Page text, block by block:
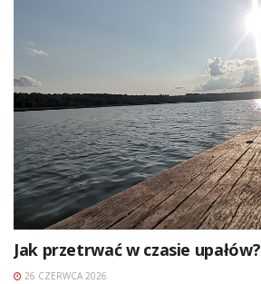
Jak przetrwać w czasie upałów?
26 CZERWCA 2026